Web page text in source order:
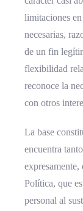
limitaciones
necesarias,
de un fin
flexibilidad
reconoce la
con otros
La base
encuentra
Política, que
personal al